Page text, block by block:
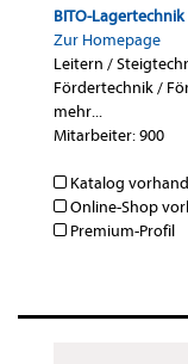
BITO-
Zur Homepage
Leitern /
Fördertechnik /
mehr...
Mitarbeiter: 900
Katalog
Online-Shop
Premium-Profil